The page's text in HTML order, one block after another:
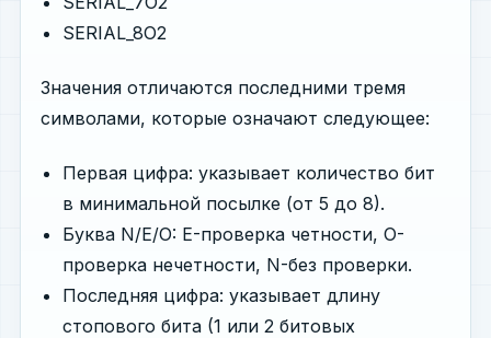
SERIAL_8O2
Значения отличаются последними тремя
символами, которые означают следующее:
Первая цифра: указывает количество бит
в минимальной посылке (от 5 до 8).
Буква N/E/O: E-проверка четности, O-
проверка нечетности, N-без проверки.
Последняя цифра: указывает длину
стопового бита (1 или 2 битовых